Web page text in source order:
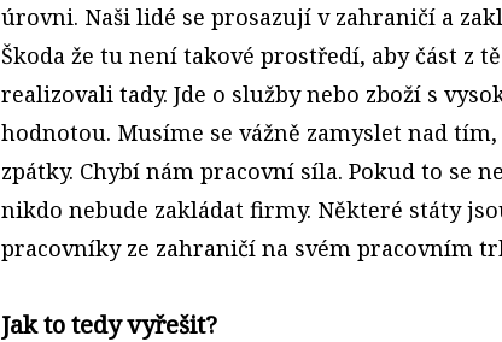
úrovni. Naši lidé se prosazují v zahraničí a
Škoda že tu není takové prostředí, aby část z
realizovali tady. Jde o služby nebo zboží s
hodnotou. Musíme se vážně zamyslet nad
zpátky. Chybí nám pracovní síla. Pokud to se
nikdo nebude zakládat firmy. Některé státy
pracovníky ze zahraničí na svém pracovním
Jak to tedy vyřešit?